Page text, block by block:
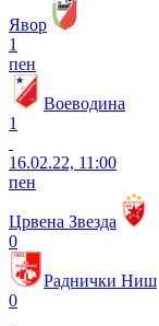
Явор
1
пен
Воеводина
1
16.02.22, 11:00
пен
Црвена Звезда
0
Раднички Ниш
0